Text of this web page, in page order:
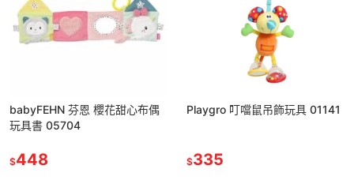
babyFEHN 芬恩 櫻花甜心布偶
玩具書 05704
$448
Playgro 叮噹鼠吊飾玩具 01141
$335